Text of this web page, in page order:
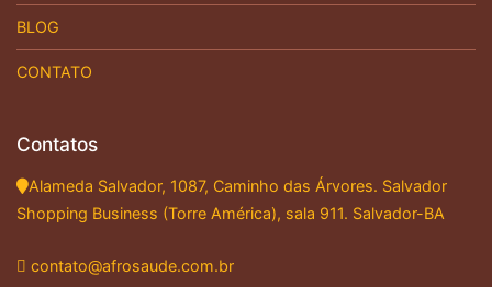
BLOG
CONTATO
Contatos
Alameda Salvador, 1087, Caminho das Árvores. Salvador
Shopping Business (Torre América), sala 911. Salvador-BA
contato@afrosaude.com.br